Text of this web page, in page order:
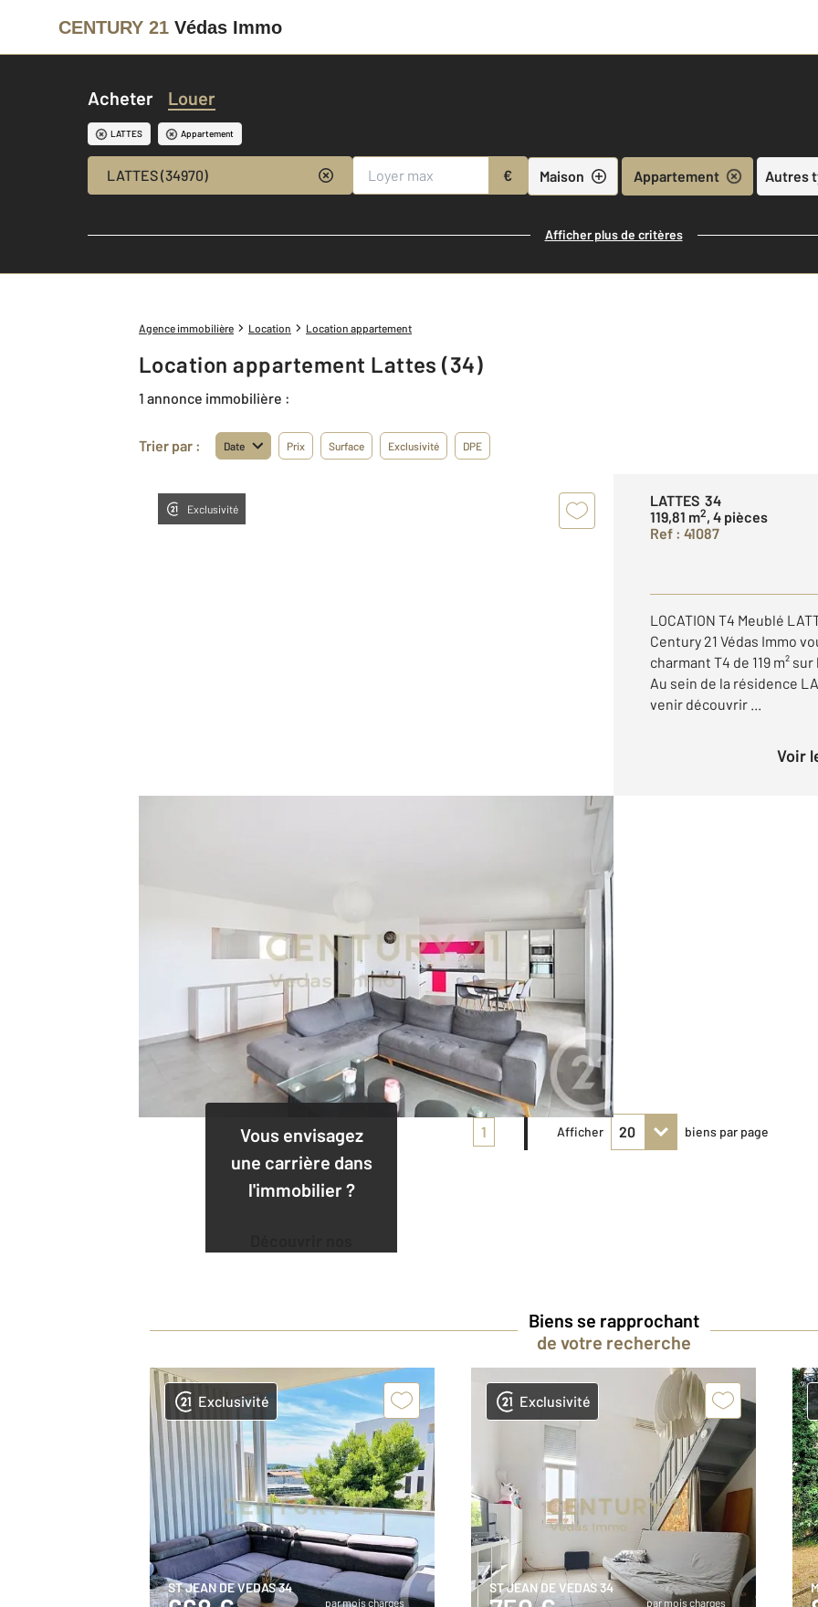
CENTURY 21 Védas Immo
Acheter Louer
LATTES Appartement
LATTES (34970) € Maison Appartement Autres
Afficher plus de critères
Agence immobilière Location Location appartement
Location appartement Lattes (34)
1 annonce immobilière :
Trier par : Date Prix Surface Exclusivité DPE
Exclusivité
LATTES 34
119,81 m2, 4 pièces
Ref : 41087
LOCATION T4 Meublé
Century 21 Védas Immo
charmant T4 de 119 m²
Au sein de la résidence
venir découvrir ...
Voir
Vous envisagez
une carrière dans
l'immobilier ?
1 Afficher biens par page
Biens se rapprochant
de votre recherche
Exclusivité
ST JEAN DE VEDAS 34
par mois charges
Exclusivité
ST JEAN DE VEDAS 34
par mois charges